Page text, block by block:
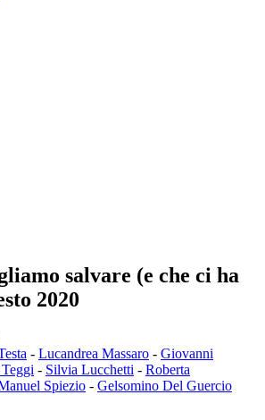
salvare (e che ci ha
2020
- Lucandrea Massaro - Giovanni
- Silvia Lucchetti - Roberta
Spiezio - Gelsomino Del Guercio